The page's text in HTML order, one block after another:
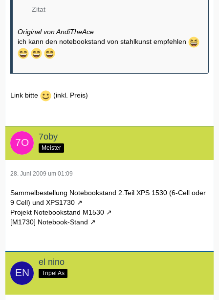
Zitat
Original von AndiTheAce
ich kann den notebookstand von stahlkunst empfehlen
Link bitte (inkl. Preis)
7oby
Meister
28. Juni 2009 um 01:09
Sammelbestellung Notebookstand 2.Teil XPS 1530 (6-Cell oder
9 Cell) und XPS1730
Projekt Notebookstand M1530
[M1730] Notebook-Stand
el nino
Tripel As